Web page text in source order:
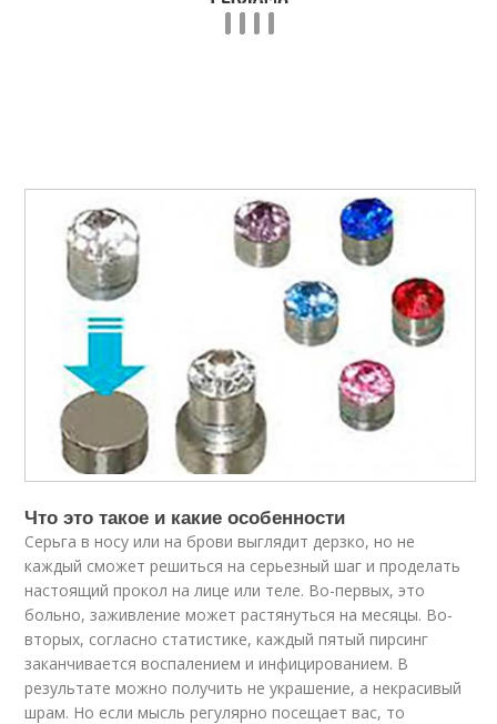
Что это такое и какие особенности
Серьга в носу или на брови выглядит дерзко, но не
каждый сможет решиться на серьезный шаг и проделать
настоящий прокол на лице или теле. Во-первых, это
больно, заживление может растянуться на месяцы. Во-
вторых, согласно статистике, каждый пятый пирсинг
заканчивается воспалением и инфицированием. В
результате можно получить не украшение, а некрасивый
шрам. Но если мысль регулярно посещает вас, то